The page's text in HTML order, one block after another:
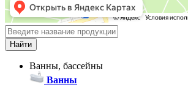
Ванны, бассейны
Ванны